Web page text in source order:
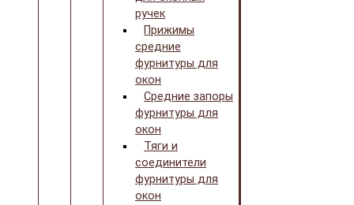
ручек
Прижимы
средние
фурнитуры для
окон
Средние запоры
фурнитуры для
окон
Тяги и
соединители
фурнитуры для
окон